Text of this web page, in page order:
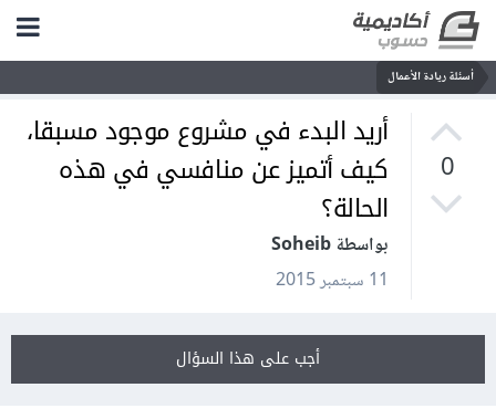
أسئلة ريادة الأعمال
0
أريد البدء في مشروع موجود مسبقا،
كيف أتميز عن منافسي في هذه
الحالة؟
بواسطة Soheib
11 سبتمبر 2015
أجب على هذا السؤال